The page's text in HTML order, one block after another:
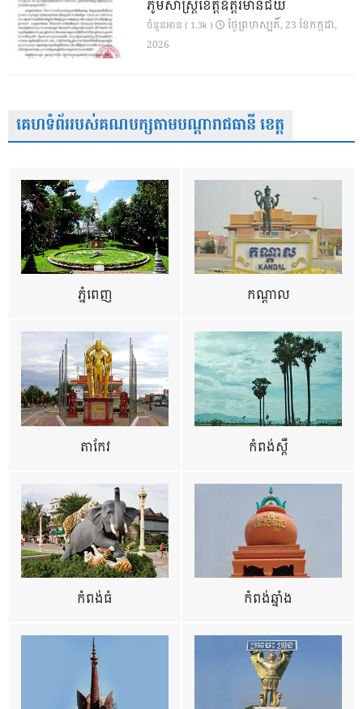
ភូមិសាស្ត្រខេត្តឧត្តរមានជ័យ
ចំនួនអាន ( 1.3k )
ថ្ងៃ​ព្រហស្បតិ៍, 23 ខែ​កក្កដា,
2026
គេហទំព័ររបស់គណបក្សតាមបណ្តារាជធានី ខេត្ត
ភ្នំពេញ កណ្តាល
តាកែវ កំពង់ស្ពឺ
កំពង់ធំ កំពង់ឆ្នាំង